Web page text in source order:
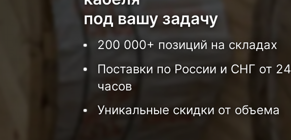
под вашу задачу
200 000+ позиций на складах
Поставки по России и СНГ от 24
часов
Уникальные скидки от объема